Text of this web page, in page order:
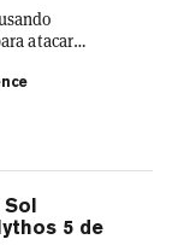
atacar
Ethereum en el
señalaron
agentes de
en
protocolo y
estado
Sol
5 de